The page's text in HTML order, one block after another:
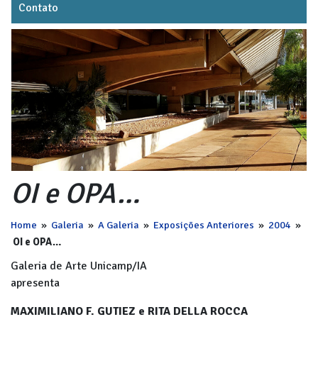
Contato
OI e OPA…
Home » Galeria » A Galeria » Exposições Anteriores » 2004 »
OI e OPA…
Galeria de Arte Unicamp/IA
apresenta
MAXIMILIANO F. GUTIEZ e RITA DELLA ROCCA